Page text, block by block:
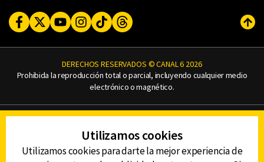
FacebookTwitterYoutubeInstagram
TikTokThreads
DERECHOS RESERVADOS © CANAL 6 2026
Prohibida la reproducción total o parcial, incluyendo cualquier medio
electrónico o magnético.
AVISO DE PRIVACIDAD
DEFENSORÍA DE LAS AUDIENCIAS
Utilizamos cookies
Utilizamos cookies para darte la mejor experiencia de